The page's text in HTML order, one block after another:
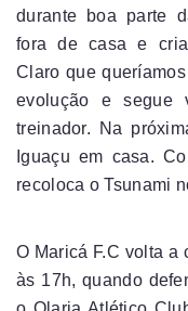
durante boa parte
fora de casa e
Claro que
evolução e segue
treinador. Na
Iguaçu em casa.
recoloca o Tsunami
O Maricá F.C volta a
às 17h, quando